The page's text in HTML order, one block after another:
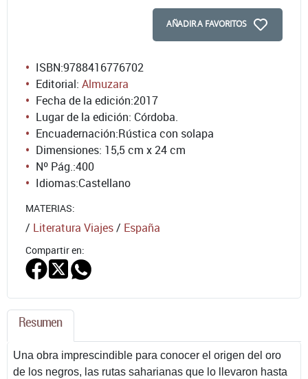
AÑADIR A FAVORITOS
ISBN:9788416776702
Editorial: Almuzara
Fecha de la edición:2017
Lugar de la edición: Córdoba.
Encuadernación:Rústica con solapa
Dimensiones: 15,5 cm x 24 cm
Nº Pág.:400
Idiomas:Castellano
MATERIAS:
/ Literatura Viajes/ España
Compartir en:
Resumen
Una obra imprescindible para conocer el origen del oro
de los negros, las rutas saharianas que lo llevaron hasta